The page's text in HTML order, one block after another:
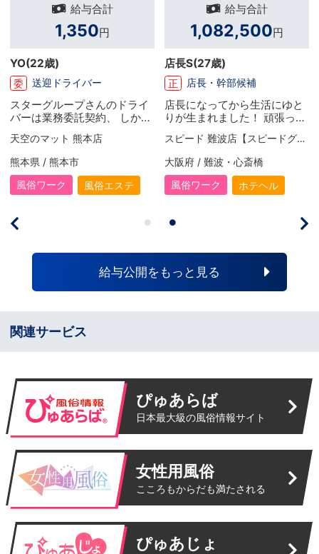
給与合計
1,350円
YO(22歳)
委 送迎ドライバー
スターグループさんのドライ
バーは業務委託契約、 しかも
時給がとても高いうえに、他
グループさんと 違って基本的
には女性の送迎業務のみ。 働
いてみると服装も自由、社員
の方々もしっかりしており、
前のグループとは比べ物にな
（前はドライバーの扱いが本
当にひどかった・・・） 時給
を有効活用出来るこのお仕事
は 本当におすすめですよ！
天空のマット 熊本店
熊本県 / 熊本市
風俗ワーク
風俗エステ
給与合計
1,082,500円
店長S(27歳)
正 店長・幹部候補
店長になってから生活にゆと
りが生まれました！ 頑張った
分だけお給料がしっかり上が
るので、毎月とてもやりがい
を感じています。 有給休暇も
取得でき、リフレッシュした
い時には旅行へ出かけていま
す。 宿や食事は少し贅沢をす
引っ越しも予定しているので
今はその資金作りのために前
スピード 難波店【スピードグループ】
大阪府 / 難波・心斎橋
風俗ワーク
ホテヘル
給与公開をもっと見る
関連サービス
ぴゅあらば
日本最大級の風俗情報サイト
女性用風俗
こころもからだも満たされる
ぴゅあじょ